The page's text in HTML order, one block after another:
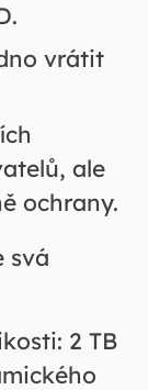
vrátit
ale
ochrany.
svá
2 TB